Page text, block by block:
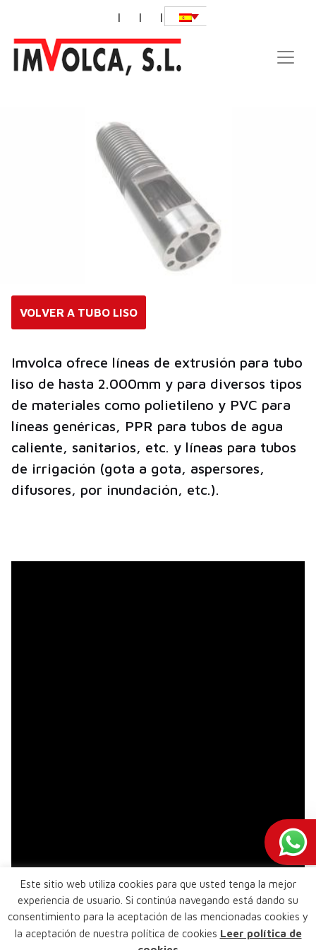
| | |
VOLVER A TUBO LISO
Imvolca ofrece líneas de extrusión para tubo
liso de hasta 2.000mm y para diversos tipos
de materiales como polietileno y PVC para
líneas genéricas, PPR para tubos de agua
caliente, sanitarios, etc. y líneas para tubos
de irrigación (gota a gota, aspersores,
difusores, por inundación, etc.).
Este sitio web utiliza cookies para que usted tenga la mejor
experiencia de usuario. Si continúa navegando está dando su
consentimiento para la aceptación de las mencionadas cookies y
la aceptación de nuestra política de cookies Leer política de